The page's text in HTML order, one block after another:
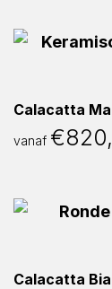
Calacatta
vanaf €
Calacatta